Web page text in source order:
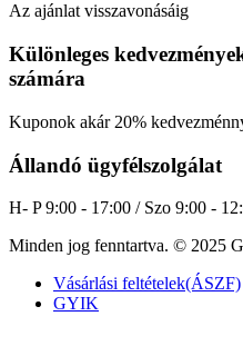
Az ajánlat visszavonásáig
Különleges
számára
Kuponok akár 20%
Állandó ügyfélszolgálat
H- P 9:00 - 17:00 / Szo 9:00 -
Minden jog fenntartva. © 2025
Vásárlási feltételek(ÁSZF)
GYIK